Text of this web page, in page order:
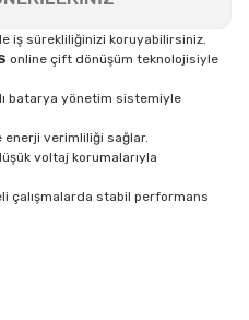
iş sürekliliğinizi koruyabilirsiniz.
online çift dönüşüm teknolojisiyle
batarya yönetim sistemiyle
enerji verimliliği sağlar.
voltaj korumalarıyla
çalışmalarda stabil performans